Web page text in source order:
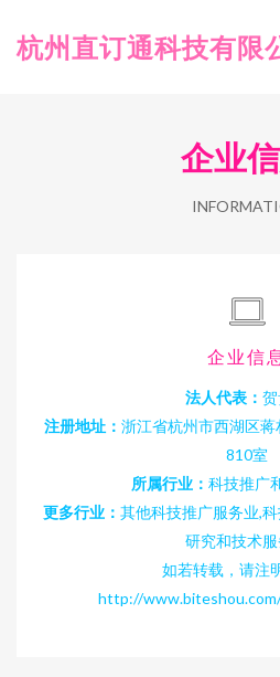
杭州直订通科技有限
企业
企业信
法人代表：
注册地址： 浙江省杭州市西湖区
810室
所属行业： 科技推广
更多行业： 其他科技推广服务业,
研究和技术
如若转载，请注
http://